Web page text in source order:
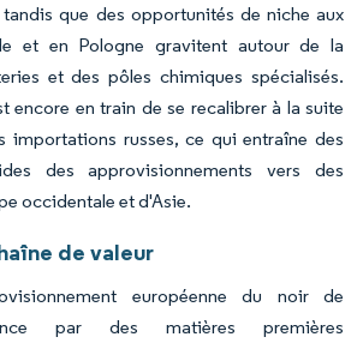
que des opportunités de niche aux
et en Pologne gravitent autour de la
et des pôles chimiques spécialisés.
encore en train de se recalibrer à la suite
importations russes, ce qui entraîne des
des approvisionnements vers des
occidentale et d'Asie.
de valeur
européenne du noir de
par des matières premières